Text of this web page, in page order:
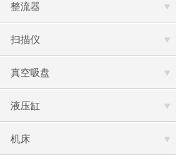
整流器
扫描仪
真空吸盘
液压缸
机床